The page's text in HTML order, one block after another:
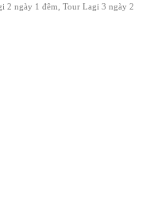
2 ngày 1 đêm, Tour Lagi 3 ngày 2